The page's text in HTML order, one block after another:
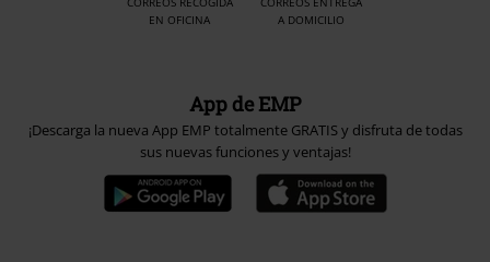
EN OFICINA
A DOMICILIO
App de EMP
¡Descarga la nueva App EMP totalmente GRATIS y disfruta de todas
sus nuevas funciones y ventajas!